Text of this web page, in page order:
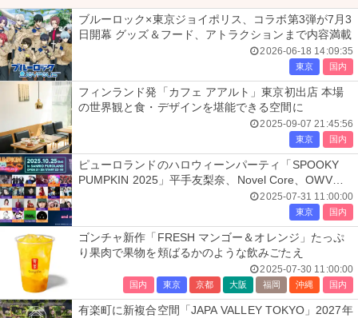
ブルーロック×東京ジョイポリス、コラボ第3弾が7月3
日開幕 グッズ＆フード、アトラクションまで内容満載
2026-06-18 14:09:35
東京 国内
フィンランド発「カフェ アアルト」東京初出店 本場
の世界観と食・デザインを堪能できる空間に
2025-09-07 21:45:56
東京 国内
ピューロランドのハロウィーンパーティ「SPOOKY
PUMPKIN 2025」平手友梨奈、Novel Core、OWVら
2025-07-31 11:00:00
東京 国内
ゴンチャ新作「FRESH マンゴー＆オレンジ」たっぷ
り果肉で果物を頬ばるかのような飲みごたえ
2025-07-30 11:00:00
国内 東京 京都 大阪 福岡 沖縄 国内
有楽町に新複合空間「JAPA VALLEY TOKYO」2027年